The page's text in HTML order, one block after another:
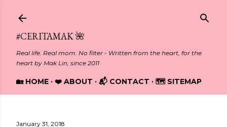
#CERITAMAK 🌺
Real life. Real mom. No filter - Written from the heart, for the
heart by Mak Lin, since 2011
🏡 HOME ❤️ ABOUT 📬 CONTACT 🗺️ SITEMAP
January 31, 2018